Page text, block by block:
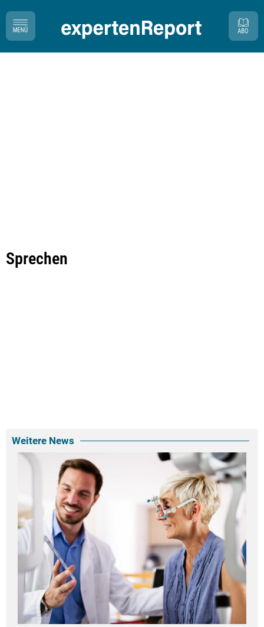
Sprechen
Weitere News